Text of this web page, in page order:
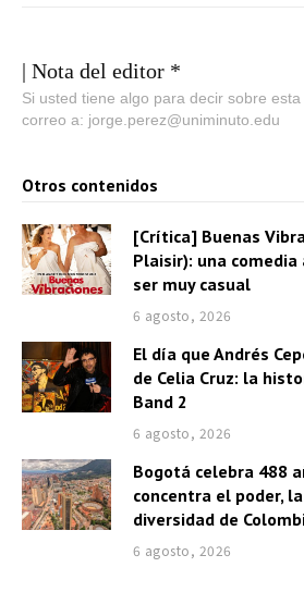
| Nota del editor *
Si usted tiene algo para decir sobre
correo a: jorge.perez@uniminuto.edu
Otros contenidos
[Crítica] Buenas
Plaisir): una
ser muy casual
6 agosto, 2026
El día que Andrés
de Celia Cruz: la
Band 2
6 agosto, 2026
Bogotá celebra 488
concentra el poder,
diversidad de
6 agosto, 2026